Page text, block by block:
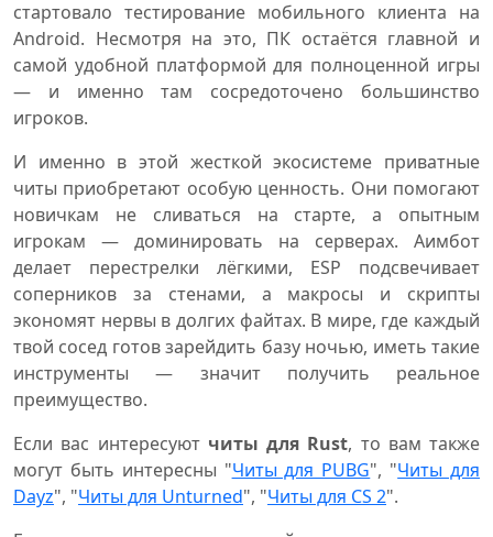
стартовало тестирование мобильного клиента на
Android. Несмотря на это, ПК остаётся главной и
самой удобной платформой для полноценной игры
— и именно там сосредоточено большинство
игроков.
И именно в этой жесткой экосистеме приватные
читы приобретают особую ценность. Они помогают
новичкам не сливаться на старте, а опытным
игрокам — доминировать на серверах. Аимбот
делает перестрелки лёгкими, ESP подсвечивает
соперников за стенами, а макросы и скрипты
экономят нервы в долгих файтах. В мире, где каждый
твой сосед готов зарейдить базу ночью, иметь такие
инструменты — значит получить реальное
преимущество.
Если вас интересуют читы для Rust, то вам также
могут быть интересны "Читы для PUBG", "Читы для
Dayz", "Читы для Unturned", "Читы для CS 2".